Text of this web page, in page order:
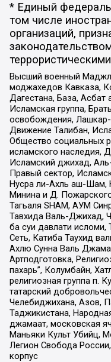
* Единый
том числе
организаций,
Высший военный
моджахедов Кавказа,
Дагестана, База, Асбат
Исламская группа,
освобождения,
Движение Талибан,
Общество социальных
исламского наследия,
Исламский джихад,
Правый сектор,
Нусра ли-Ахль аш-Шам,
Минина и Д.
Тагьаля SHAM, АУМ
Тавхида Валь-Джихад,
ба суи давлати исломи,
Сеть, Катиба Таухид
Ахлю Сунна Валь
Артподготовка,
пахарь”, Колумбайн,
религиозная группа п.
татарский
Челебиджихана, Азов,
Таджикистана,
джамаат, московская
Маньяки Культ Убийц,
Легион Свобода
корпус